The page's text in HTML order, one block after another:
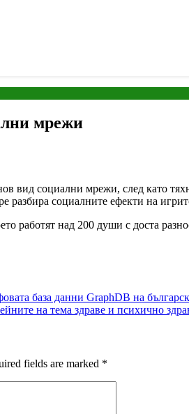
мрежи
вид социални мрежи, след като
разбира социалните ефекти на
работят над 200 души с доста
база данни GraphDB на
на тема здраве и психично
fields are marked *